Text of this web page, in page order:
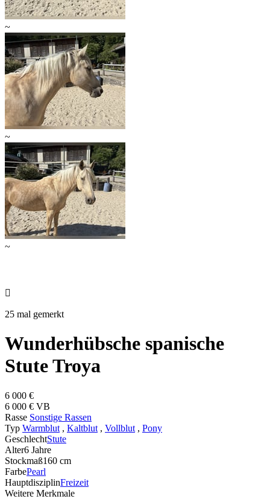
~
~
~

25 mal gemerkt
Wunderhübsche spanische
Stute Troya
6 000 €
6 000 € VB
Rasse Sonstige Rassen
Typ Warmblut , Kaltblut , Vollblut , Pony
GeschlechtStute
Alter6 Jahre
Stockmaß160 cm
FarbePearl
HauptdisziplinFreizeit
Weitere Merkmale